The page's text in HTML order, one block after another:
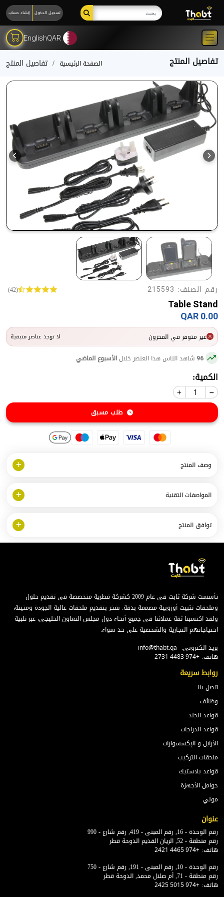
تسجيل الدخول إنشاء حساب
QAR
English
تفاصيل المنتج الصفحة الرئيسية تفاصيل المنتج
رقم الصنف: 215593
(42)
Table Stand
0.00 QAR
غير متوفر في المخزون لا توجد عناصر متبقية
96 شاهد الناس هذا العنصر خلالالأسبوع الماضي
الكمية:
طلب مسبق
وصف المنتج
المواصفات التقنية
توافق المنتج
تأسست شركة ثابت في عام 2009 كشركة قطرية متخصصة في تقديم حلول
وملحقات تثبيت أوروبية مصممة بدقة. نفخر بتقديم ملحقات عالية الجودة ومتينة،
ولقد اكتسبنا ثقة عملائنا في جميع أنحاء دول مجلس التعاون الخليجي، عبر تلبية
احتياجاتهم التجارية والشخصية على حد سواء.
بريد الكتروني:
info@thabt.qa
هاتف: +974 4483 2731
روابط سريعة
اتصل بنا
وظائف
قواعد الجلد
قواعد الدراجات
الأرايل و الإكسسوارات
ملحقات التركيب
قواعد بلاستيك
حوامل الأجهزة
مولي
عنوان
رقم الوحدة - 16, رقم المبنى - 419, رقم شارع - 990
رقم منطقة - 52, الريان القديم الدوحة قطر
هاتف: +974 4465 2421
رقم الوحدة - 10, رقم المبنى - 191, رقم شارع - 750
رقم منطقة - 71, أم صلال محمد, الدوحة قطر
هاتف: +974 5015 2425